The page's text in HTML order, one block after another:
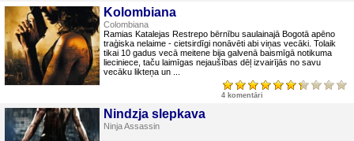
Kolombiana
Colombiana
Ramias Katalejas Restrepo bērnību saulainajā Bogotā apēno
traģiska nelaime - cietsirdīgi nonāvēti abi viņas vecāki. Tolaik
tikai 10 gadus vecā meitene bija galvenā baismīgā notikuma
lieciniece, taču laimīgas nejaušības dēļ izvairījās no savu
vecāku likteņa un ...
4 komentāri
Nindzja slepkava
Ninja Assassin